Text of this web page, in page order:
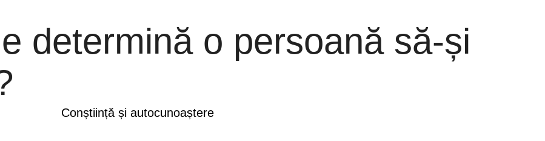
determină o persoană să-și
Conștiință și autocunoaștere